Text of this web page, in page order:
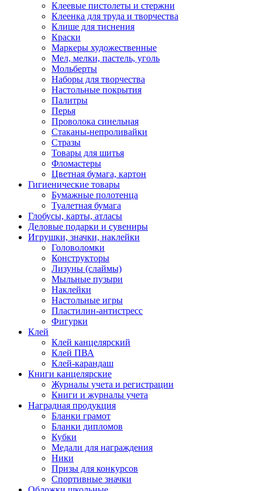
Клеевые пистолеты и стержни
Клеенка для труда и творчества
Клише для тиснения
Краски
Маркеры художественные
Мел, мелки, пастель, уголь
Мольберты
Наборы для творчества
Настольные покрытия
Палитры
Перья
Проволока синельная
Стаканы-непроливайки
Стразы
Товары для шитья
Фломастеры
Цветная бумага, картон
Гигиенические товары
Бумажные полотенца
Туалетная бумага
Глобусы, карты, атласы
Деловые подарки и сувениры
Игрушки, значки, наклейки
Головоломки
Конструкторы
Лизуны (слаймы)
Мыльные пузыри
Наклейки
Настольные игры
Пластилин-антистресс
Фигурки
Клей
Клей канцелярский
Клей ПВА
Клей-карандаш
Книги канцелярские
Журналы учета и регистрации
Книги и журналы учета
Наградная продукция
Бланки грамот
Бланки дипломов
Кубки
Медали для награждения
Ники
Призы для конкурсов
Спортивные значки